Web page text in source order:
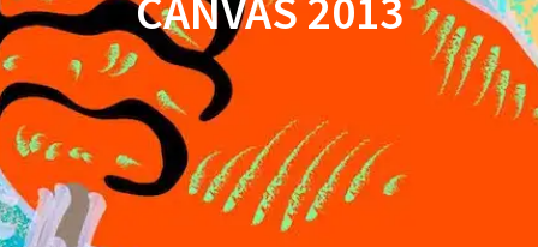
CANVAS 2013